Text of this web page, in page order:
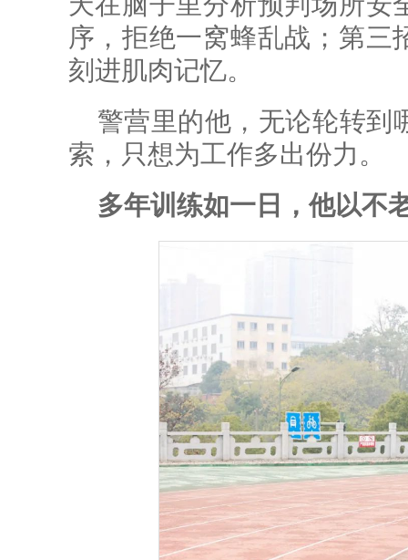
序，拒绝一窝蜂乱战；第三
刻进肌肉记忆。
警营里的他，无论轮转到
索，只想为工作多出份力。
多年训练如一日，他以不